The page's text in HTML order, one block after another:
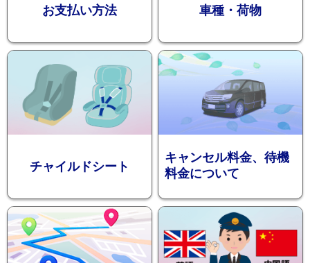
ション
お支払い方法 車種・荷物
チャイルドシート
キャンセル料金、待機
料金について